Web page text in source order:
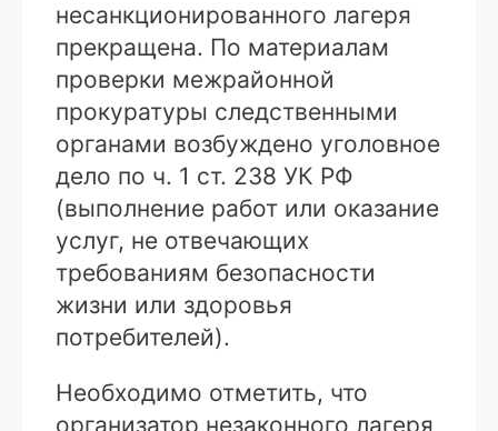
несанкционированного лагеря
прекращена. По материалам
проверки межрайонной
прокуратуры следственными
органами возбуждено уголовное
дело по ч. 1 ст. 238 УК РФ
(выполнение работ или оказание
услуг, не отвечающих
требованиям безопасности
жизни или здоровья
потребителей).
Необходимо отметить, что
организатор незаконного лагеря